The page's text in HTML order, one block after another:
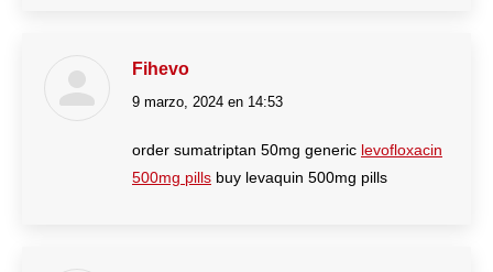
Fihevo
dice:
9 marzo, 2024 en 14:53
order sumatriptan 50mg generic levofloxacin
500mg pills buy levaquin 500mg pills